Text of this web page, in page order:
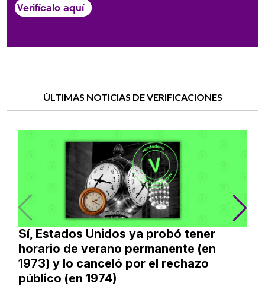
Verifícalo aquí
ÚLTIMAS NOTICIAS DE VERIFICACIONES
Sí, Estados Unidos ya probó tener
horario de verano permanente (en
1973) y lo canceló por el rechazo
público (en 1974)